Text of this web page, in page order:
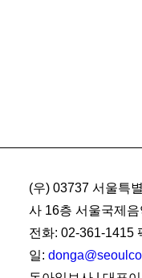
(우) 03737 서울특
사 16층 서울국제
전화: 02-361-1415
일: